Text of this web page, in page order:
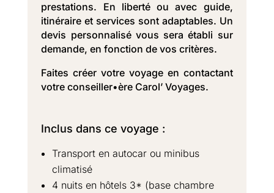
prestations. En liberté ou avec guide,
itinéraire et services sont adaptables. Un
devis personnalisé vous sera établi sur
demande, en fonction de vos critères.
Faites créer votre voyage en contactant
votre conseiller•ère Carol’ Voyages.
Inclus dans ce voyage :
Transport en autocar ou minibus
climatisé
4 nuits en hôtels 3* (base chambre